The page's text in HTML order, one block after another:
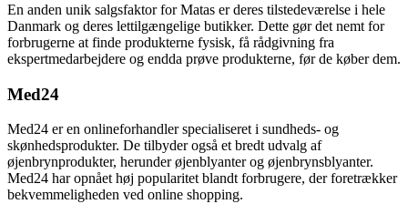
En anden unik salgsfaktor for Matas er deres tilstedeværelse i hele
Danmark og deres lettilgængelige butikker. Dette gør det nemt for
forbrugerne at finde produkterne fysisk, få rådgivning fra
ekspertmedarbejdere og endda prøve produkterne, før de køber dem.
Med24
Med24 er en onlineforhandler specialiseret i sundheds- og
skønhedsprodukter. De tilbyder også et bredt udvalg af
øjenbrynprodukter, herunder øjenblyanter og øjenbrynsblyanter.
Med24 har opnået høj popularitet blandt forbrugere, der foretrækker
bekvemmeligheden ved online shopping.